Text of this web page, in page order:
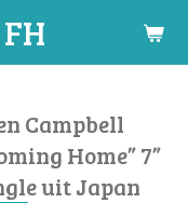
Campbell
Home” 7”
uit Japan